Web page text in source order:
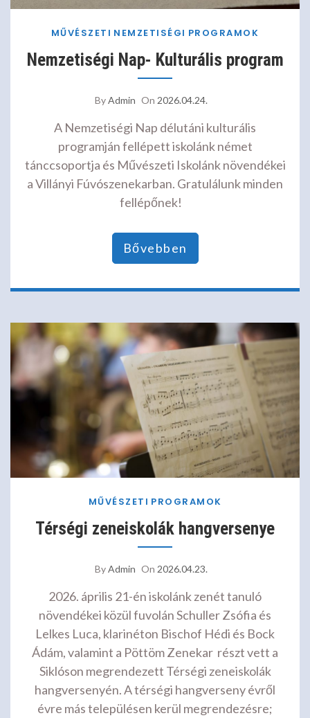
MŰVÉSZETI NEMZETISÉGI PROGRAMOK
Nemzetiségi Nap- Kulturális program
ByAdmin On 2026.04.24.
A Nemzetiségi Nap délutáni kulturális
programján fellépett iskolánk német
tánccsoportja és Művészeti Iskolánk növendékei
a Villányi Fúvószenekarban. Gratulálunk minden
fellépőnek!
Bővebben
MŰVÉSZETI PROGRAMOK
Térségi zeneiskolák hangversenye
ByAdmin On 2026.04.23.
2026. április 21-én iskolánk zenét tanuló
növendékei közül fuvolán Schuller Zsófia és
Lelkes Luca, klarinéton Bischof Hédi és Bock
Ádám, valamint a Pöttöm Zenekar részt vett a
Siklóson megrendezett Térségi zeneiskolák
hangversenyén. A térségi hangverseny évről
évre más településen kerül megrendezésre;